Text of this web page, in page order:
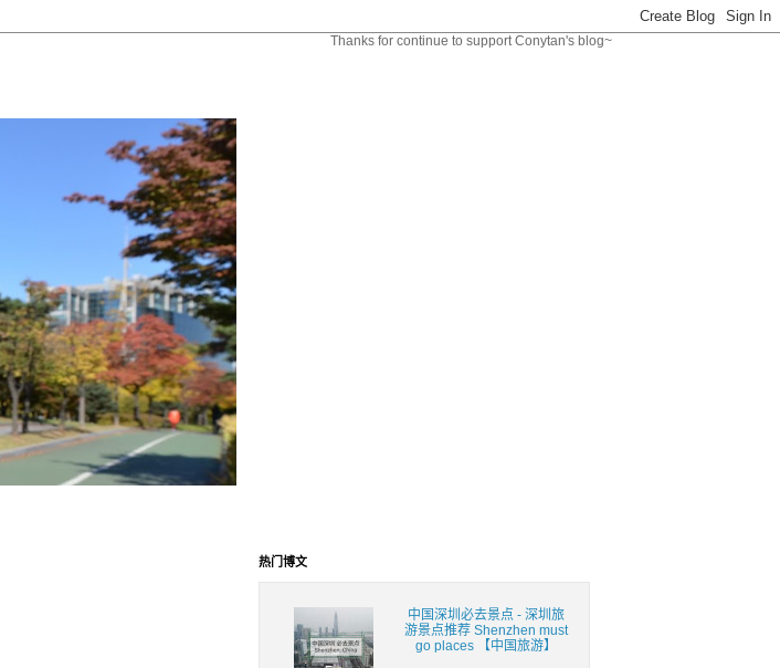
Thanks for continue to support Conytan's blog~
热门博文
中国深圳必去景点 - 深圳旅
游景点推荐 Shenzhen must
go places 【中国旅游】